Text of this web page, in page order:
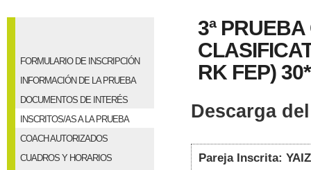
FORMULARIO DE INSCRIPCIÓN
INFORMACIÓN DE LA PRUEBA
DOCUMENTOS DE INTERÉS
INSCRITOS/AS A LA PRUEBA
COACH AUTORIZADOS
CUADROS Y HORARIOS
3ª
RK FEP) 30*
Descarga
Pareja Inscrita: